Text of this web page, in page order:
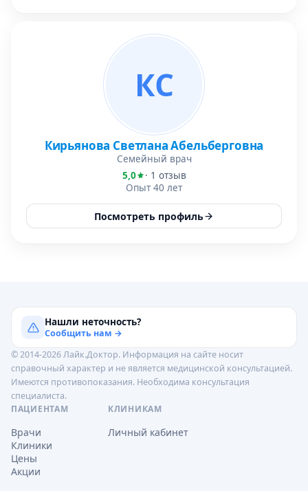
КС
Кирьянова Светлана Абельберговна
Семейный врач
5,0
· 1 отзыв
Опыт 40 лет
Посмотреть профиль
Нашли неточность?
Сообщить нам →
© 2014-2026 Лайк.Доктор. Информация на сайте носит
справочный характер и не является медицинской консультацией.
Имеются противопоказания. Необходима консультация
специалиста.
ПАЦИЕНТАМ
Врачи
Клиники
Цены
Акции
КЛИНИКАМ
Личный кабинет